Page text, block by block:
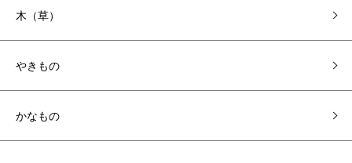
木（草）
やきもの
かなもの